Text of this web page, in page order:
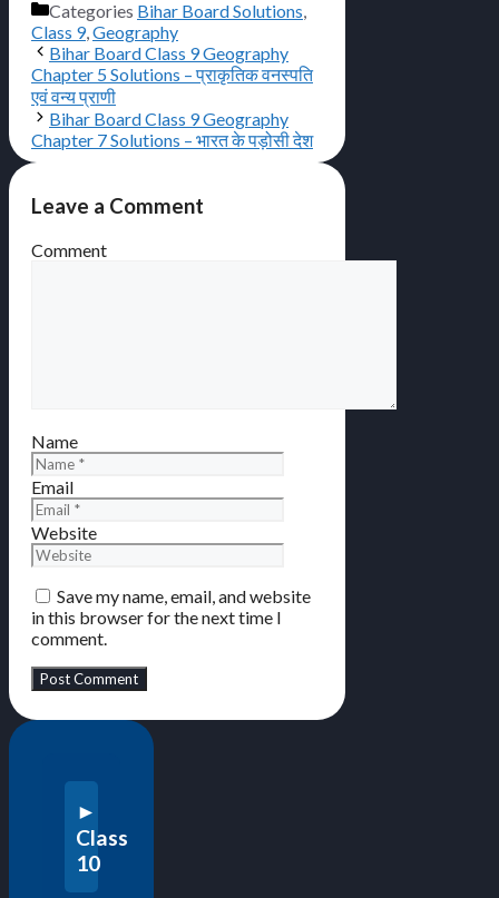
Categories Bihar Board Solutions
Class 9, Geography
Bihar Board Class 9 Geography
Chapter 5 Solutions – प्राकृतिक वनस्पति
एवं वन्य प्राणी
Bihar Board Class 9 Geography
Chapter 7 Solutions – भारत के पड़ोसी देश
Leave a Comment
Comment
Name
Email
Website
Save my name, email, and website
in this browser for the next time I
comment.
Class
10